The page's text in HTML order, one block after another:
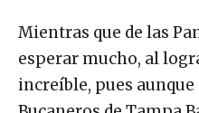
Mientras que de las
esperar mucho, al
increíble, pues